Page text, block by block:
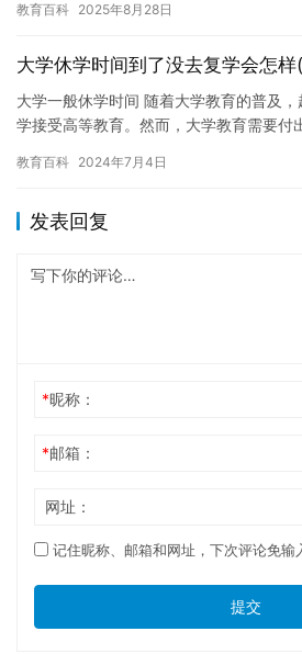
自己，…
教育百科 2025年8月28日
大学休学时间到了没去复学会怎
大学一般休学时间 随着大学教育的普及
学接受高等教育。然而，大学教育需要付
学生…
教育百科 2024年7月4日
发表回复
*昵称：
*邮箱：
网址：
记住昵称、邮箱和网址，下次评论免输
提交